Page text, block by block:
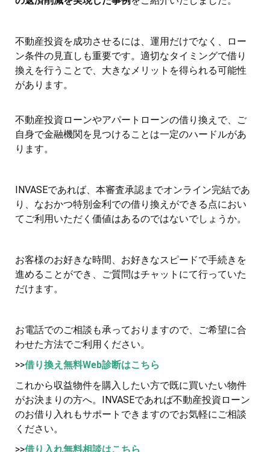
不動産投資を成功させるには、運用だけでなく、ロー
ン条件の見直しも重要です。適切なタイミングで借り
換えを行うことで、大きなメリットを得られる可能性
があります。
不動産投資ローンやアパートローンの借り換えで、ご
自身で金融機関を見つけることは一定のハードルがあ
ります。
INVASEであれば、本審査承認までオンライン完結であ
り、なおかつ特別金利での借り換えができる点におい
てご利用いただく価値はあるのではないでしょうか。
お客様のお好きな時間、お好きなスピードで手続きを
進めることができ、ご質問はチャットにて行っていた
だけます。
お電話でのご相談も承っておりますので、ご希望に合
わせた方法でご利用ください。
>>借り換え無料Web診断はこちら
これから収益物件を購入したい方で既に買いたい物件
がお決まりの方へ。INVASEであれば不動産投資ローン
のお借り入れもサポートできますのでお気軽にご相談
ください。
>>借り入れ無料相談はこちら